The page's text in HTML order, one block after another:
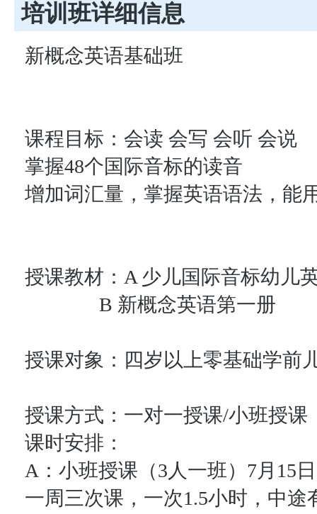
培训班详细信息
新概念英语基础班
课程目标：会读 会写 会听 会说
掌握48个国际音标的读音
增加词汇量，掌握英语语法，能
授课教材：A 少儿国际音标幼儿
B 新概念英语第一册
授课对象：四岁以上零基础学前
授课方式：一对一授课/小班授课
课时安排：
A：小班授课（3人一班）7月15
一周三次课，一次1.5小时，中途